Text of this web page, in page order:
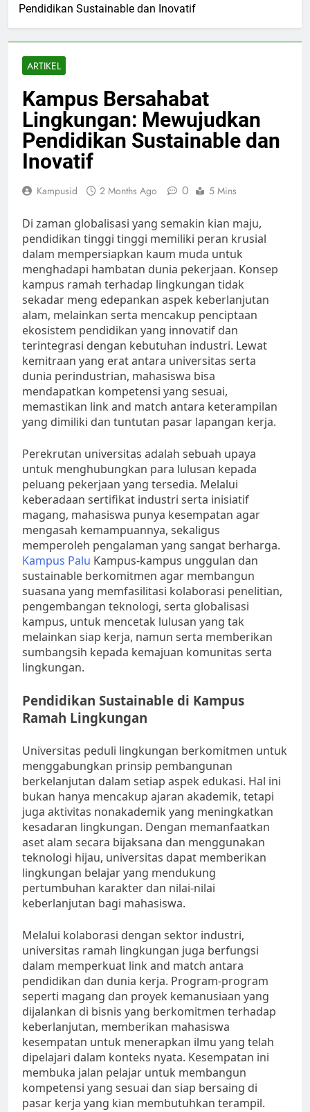
Pendidikan Sustainable dan Inovatif
ARTIKEL
Kampus Bersahabat
Lingkungan: Mewujudkan
Pendidikan Sustainable dan
Inovatif
Kampusid 2 Months Ago 0 5 Mins
Di zaman globalisasi yang semakin kian maju,
pendidikan tinggi tinggi memiliki peran krusial
dalam mempersiapkan kaum muda untuk
menghadapi hambatan dunia pekerjaan. Konsep
kampus ramah terhadap lingkungan tidak
sekadar meng edepankan aspek keberlanjutan
alam, melainkan serta mencakup penciptaan
ekosistem pendidikan yang innovatif dan
terintegrasi dengan kebutuhan industri. Lewat
kemitraan yang erat antara universitas serta
dunia perindustrian, mahasiswa bisa
mendapatkan kompetensi yang sesuai,
memastikan link and match antara keterampilan
yang dimiliki dan tuntutan pasar lapangan kerja.
Perekrutan universitas adalah sebuah upaya
untuk menghubungkan para lulusan kepada
peluang pekerjaan yang tersedia. Melalui
keberadaan sertifikat industri serta inisiatif
magang, mahasiswa punya kesempatan agar
mengasah kemampuannya, sekaligus
memperoleh pengalaman yang sangat berharga.
Kampus Palu Kampus-kampus unggulan dan
sustainable berkomitmen agar membangun
suasana yang memfasilitasi kolaborasi penelitian,
pengembangan teknologi, serta globalisasi
kampus, untuk mencetak lulusan yang tak
melainkan siap kerja, namun serta memberikan
sumbangsih kepada kemajuan komunitas serta
lingkungan.
Pendidikan Sustainable di Kampus
Ramah Lingkungan
Universitas peduli lingkungan berkomitmen untuk
menggabungkan prinsip pembangunan
berkelanjutan dalam setiap aspek edukasi. Hal ini
bukan hanya mencakup ajaran akademik, tetapi
juga aktivitas nonakademik yang meningkatkan
kesadaran lingkungan. Dengan memanfaatkan
aset alam secara bijaksana dan menggunakan
teknologi hijau, universitas dapat memberikan
lingkungan belajar yang mendukung
pertumbuhan karakter dan nilai-nilai
keberlanjutan bagi mahasiswa.
Melalui kolaborasi dengan sektor industri,
universitas ramah lingkungan juga berfungsi
dalam memperkuat link and match antara
pendidikan dan dunia kerja. Program-program
seperti magang dan proyek kemanusiaan yang
dijalankan di bisnis yang berkomitmen terhadap
keberlanjutan, memberikan mahasiswa
kesempatan untuk menerapkan ilmu yang telah
dipelajari dalam konteks nyata. Kesempatan ini
membuka jalan pelajar untuk membangun
kompetensi yang sesuai dan siap bersaing di
pasar kerja yang kian membutuhkan terampil.